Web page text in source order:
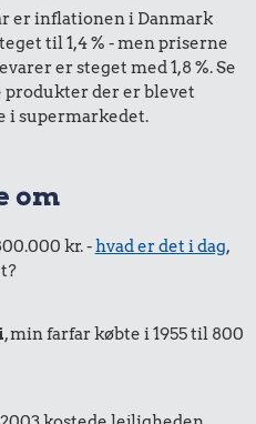
er inflationen i Danmark
til 1,4 % - men priserne
er steget med 1,8 %. Se
produkter der er blevet
i supermarkedet.
om
kr. -hvad er det i dag,
, min farfar købte i 1955 til 800